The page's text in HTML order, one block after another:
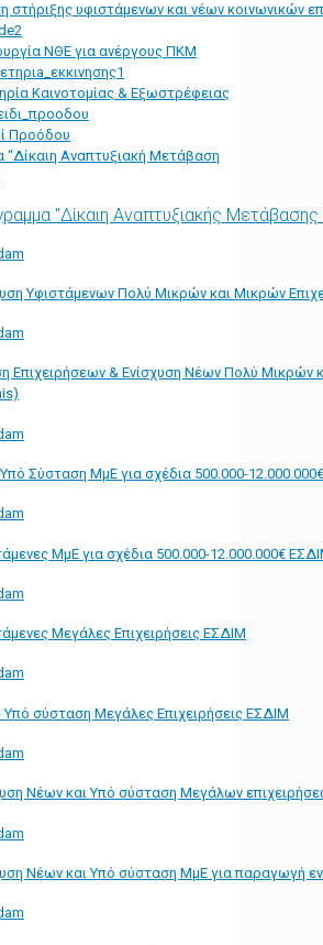
στήριξης υφιστάμενων και νέων κοινωνικών
ΝΘΕ για ανέργους ΠΚΜ
Kαινοτομίας & Εξωστρέφειας
Προόδου
Αναπτυξιακή Μετάβαση
"Δίκαιη Αναπτυξιακής
Υφιστάμενων Πολύ Μικρών και Μικρών
Επιχειρήσεων & Ενίσχυση Νέων Πολύ Μικρών
Σύσταση ΜμΕ για σχέδια 500.000-
ΜμΕ για σχέδια 500.000-12.000.000€
Μεγάλες Επιχειρήσεις ΕΣΔΙΜ
Υπό σύσταση Μεγάλες Επιχειρήσεις ΕΣΔΙΜ
Νέων και Υπό σύσταση Μεγάλων
Νέων και Υπό σύσταση ΜμΕ για παραγωγή